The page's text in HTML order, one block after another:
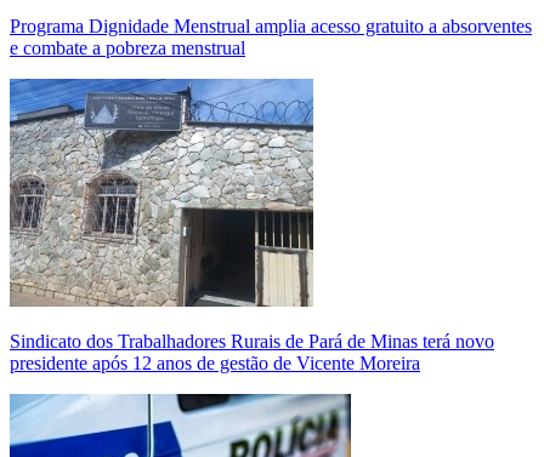
Programa Dignidade Menstrual amplia acesso gratuito a absorventes
e combate a pobreza menstrual
Sindicato dos Trabalhadores Rurais de Pará de Minas terá novo
presidente após 12 anos de gestão de Vicente Moreira